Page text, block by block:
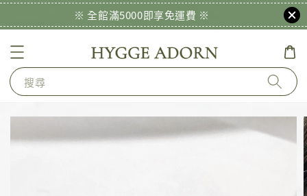
※ 全館滿5000即享免運費 ※
搜尋